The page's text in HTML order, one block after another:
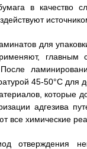
в качество
для
главным
45-50°С для
которые
адгезива
все химические
отверждения